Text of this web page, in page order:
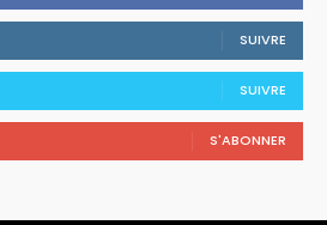
SUIVRE
SUIVRE
S'ABONNER